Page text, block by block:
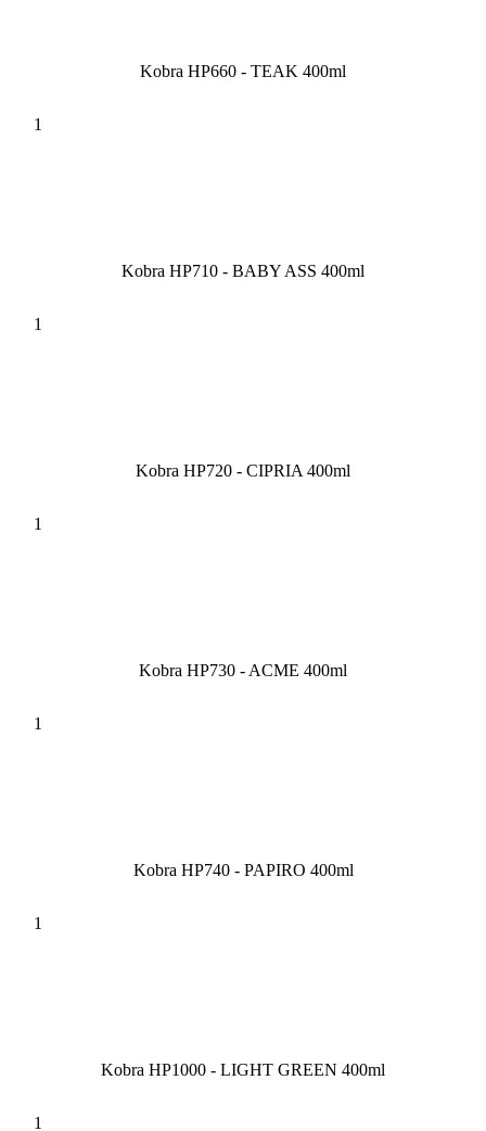
Kobra HP660 - TEAK 400ml
Kobra HP710 - BABY ASS 400ml
Kobra HP720 - CIPRIA 400ml
Kobra HP730 - ACME 400ml
Kobra HP740 - PAPIRO 400ml
Kobra HP1000 - LIGHT GREEN 400ml